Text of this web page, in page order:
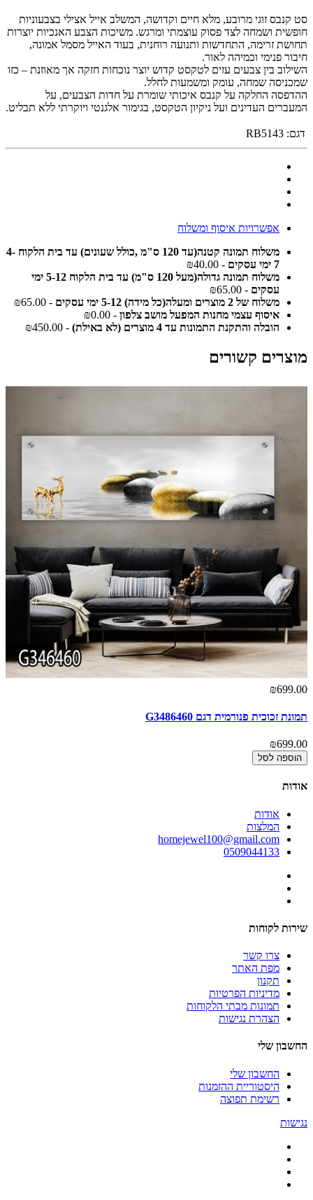
סט קנבס זוגי מרובע, מלא חיים וקדושה, המשלב אייל אצילי בצבעוניות
חופשית ושמחה לצד פסוק עוצמתי ומרגש. משיכות הצבע האנכיות יוצרות
תחושת זרימה, התחדשות ותנועה רוחנית, בעוד האייל מסמל אמונה,
חיבור פנימי וכמיהה לאור.
השילוב בין צבעים עזים לטקסט קדוש יוצר נוכחות חזקה אך מאוזנת – כזו
שמכניסה שמחה, עומק ומשמעות לחלל.
ההדפסה החלקה על קנבס איכותי שומרת על חדות הצבעים, על
המעברים העדינים ועל ניקיון הטקסט, בגימור אלגנטי ויוקרתי ללא תבליט.
דגם: RB5143
אפשרויות איסוף ומשלוח
משלוח תמונה קטנה(עד 120 ס"מ ,כולל שעונים) עד בית הלקוח 4-
7 ימי עסקים
- ₪40.00
משלוח תמונה גדולה(מעל 120 ס"מ) עד בית הלקוח 5-12 ימי
עסקים - ₪65.00
משלוח של 2 מוצרים ומעלה(כל מידה) 5-12 ימי עסקים
- ₪65.00
איסוף עצמי מחנות המפעל מושב צלפון - ₪0.00
הובלה והתקנת התמונות עד 4 מוצרים (לא באילת)
- ₪450.00
מוצרים קשורים
₪699.00
תמונת זכוכית פנורמית דגם G3486460
₪699.00
הוספה לסל
אודות
אודות
המלצות
homejewel100@gmail.com
0509044133
שירות לקוחות
צרו קשר
מפת האתר
תקנון
מדיניות הפרטיות
תמונות מבתי הלקוחות
הצהרת נגישות
החשבון שלי
החשבון שלי
היסטוריית ההזמנות
רשימת תפוצה
נגישות